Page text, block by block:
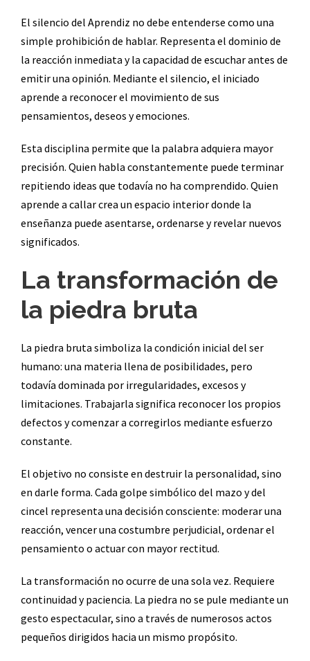
El silencio del Aprendiz no debe entenderse como una
simple prohibición de hablar. Representa el dominio de
la reacción inmediata y la capacidad de escuchar antes de
emitir una opinión. Mediante el silencio, el iniciado
aprende a reconocer el movimiento de sus
pensamientos, deseos y emociones.
Esta disciplina permite que la palabra adquiera mayor
precisión. Quien habla constantemente puede terminar
repitiendo ideas que todavía no ha comprendido. Quien
aprende a callar crea un espacio interior donde la
enseñanza puede asentarse, ordenarse y revelar nuevos
significados.
La transformación de
la piedra bruta
La piedra bruta simboliza la condición inicial del ser
humano: una materia llena de posibilidades, pero
todavía dominada por irregularidades, excesos y
limitaciones. Trabajarla significa reconocer los propios
defectos y comenzar a corregirlos mediante esfuerzo
constante.
El objetivo no consiste en destruir la personalidad, sino
en darle forma. Cada golpe simbólico del mazo y del
cincel representa una decisión consciente: moderar una
reacción, vencer una costumbre perjudicial, ordenar el
pensamiento o actuar con mayor rectitud.
La transformación no ocurre de una sola vez. Requiere
continuidad y paciencia. La piedra no se pule mediante un
gesto espectacular, sino a través de numerosos actos
pequeños dirigidos hacia un mismo propósito.